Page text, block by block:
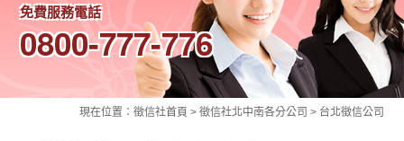
免費服務電話
0800-777-776
現在位置： 徵信社首頁 > 徵信社北中南各分公司 > 台北徵信公司